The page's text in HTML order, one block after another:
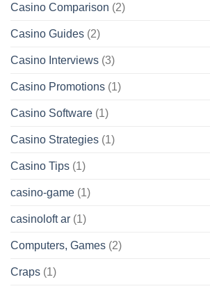
Casino Comparison (2)
Casino Guides (2)
Casino Interviews (3)
Casino Promotions (1)
Casino Software (1)
Casino Strategies (1)
Casino Tips (1)
casino-game (1)
casinoloft ar (1)
Computers, Games (2)
Craps (1)